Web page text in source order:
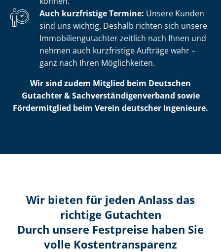
Auch kurzfristige Termine: Unsere Kunden
sind uns wichtig. Deshalb richten sich unsere
Im­mo­bi­li­en­gut­ach­ter zeitlich nach Ihnen und
nehmen auch kurzfristige Aufträge wahr –
ganz nach Ihren Möglichkeiten.
Wir sind zudem Mitglied beim Deutschen
Gutachter & Sach­ver­stän­di­gen­ver­band sowie
Fördermitglied beim Verein deutscher Ingenieure.
Wir bieten für jeden Anlass das
richtige Gutachten
Durch unsere Festpreise haben Sie
volle Kosten­transparenz